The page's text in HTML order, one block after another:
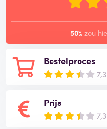
Bestelproces
7,3
Prijs
7,3
50% zou